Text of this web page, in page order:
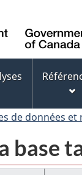
de données et
base